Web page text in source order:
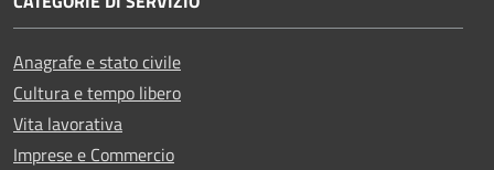
Anagrafe e stato civile
Cultura e tempo libero
Vita lavorativa
Imprese e Commercio